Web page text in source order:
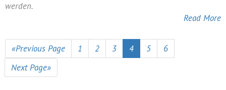
werden.
Read More
«Previous Page 1 2 3 4 5
6
Next Page»